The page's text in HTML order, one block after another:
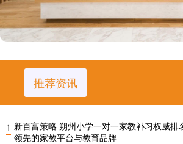
推荐资讯
1 新百富策略 朔州小学一对一家教补习权威
领先的家教平台与教育品牌